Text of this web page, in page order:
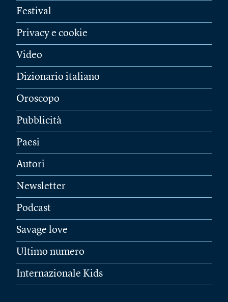
Festival
Privacy e cookie
Video
Dizionario italiano
Oroscopo
Pubblicità
Paesi
Autori
Newsletter
Podcast
Savage love
Ultimo numero
Internazionale Kids